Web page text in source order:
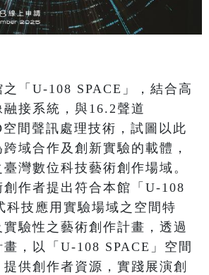
之「U-108 SPACE」，結合高
接系統，與16.2聲道
間聲訊處理技術，試圖以此
域合作及創新實驗的載體，
灣數位科技藝術創作場域。
作者提出符合本館「U-108
科技應用實驗場域之空間特
驗性之藝術創作計畫，透過
，以「U-108 SPACE」空間
供創作者資源，實踐展演創